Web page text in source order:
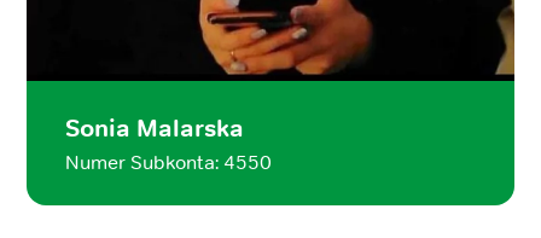
Sonia Malarska
Numer Subkonta: 4550